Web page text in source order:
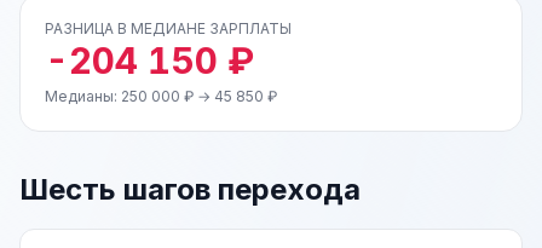
РАЗНИЦА В МЕДИАНЕ ЗАРПЛАТЫ
-204 150 ₽
Медианы: 250 000 ₽ → 45 850 ₽
Шесть шагов перехода